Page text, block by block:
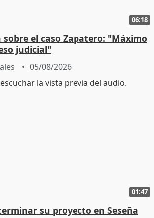
06:18
sobre el caso Zapatero: "Máximo
judicial"
05/08/2026
01:47
su proyecto en Seseña